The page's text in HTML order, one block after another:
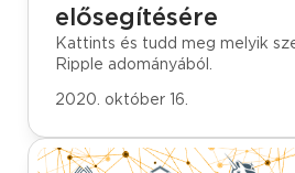
elősegítésére
Kattints és tudd meg melyik
Ripple adományából.
2020. október 16.